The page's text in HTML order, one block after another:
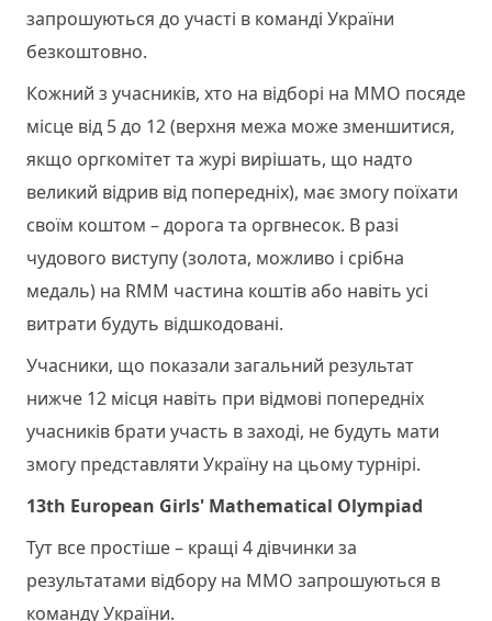
запрошуються до участі в команді України
безкоштовно.
Кожний з учасників, хто на відборі на ММО посяде
місце від 5 до 12 (верхня межа може зменшитися,
якщо оргкомітет та журі вирішать, що надто
великий відрив від попередніх), має змогу поїхати
своїм коштом – дорога та оргвнесок. В разі
чудового виступу (золота, можливо і срібна
медаль) на RMM частина коштів або навіть усі
витрати будуть відшкодовані.
Учасники, що показали загальний результат
нижче 12 місця навіть при відмові попередніх
учасників брати участь в заході, не будуть мати
змогу представляти Україну на цьому турнірі.
13th European Girls' Mathematical Olympiad
Тут все простіше – кращі 4 дівчинки за
результатами відбору на ММО запрошуються в
команду України.